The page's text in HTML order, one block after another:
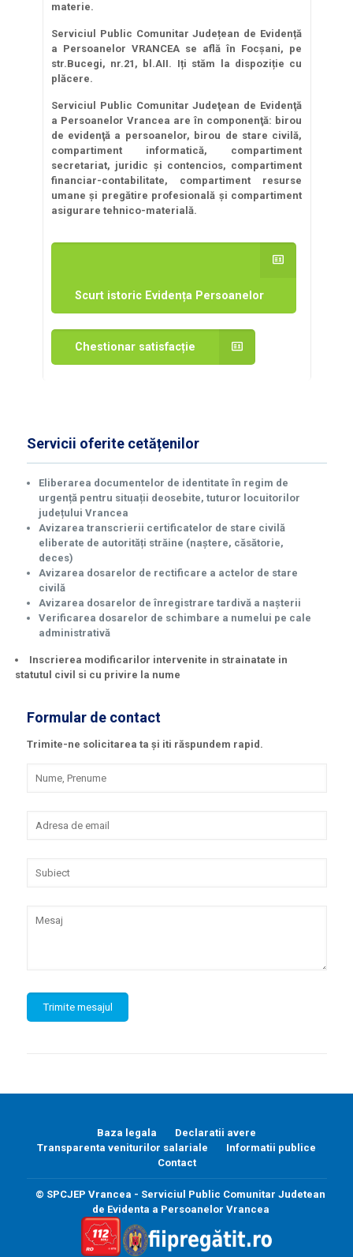
materie.
Serviciul Public Comunitar Județean de Evidență
a Persoanelor VRANCEA se află în Focșani, pe
str.Bucegi, nr.21, bl.AII. Iți stăm la dispoziție cu
plăcere.
Serviciul Public Comunitar Judeţean de Evidenţă
a Persoanelor Vrancea are în componenţă: birou
de evidenţă a persoanelor, birou de stare civilă,
compartiment informatică, compartiment
secretariat, juridic şi contencios, compartiment
financiar-contabilitate, compartiment resurse
umane şi pregătire profesională şi compartiment
asigurare tehnico-materială.
Scurt istoric Evidența Persoanelor
Chestionar satisfacție
Servicii oferite cetățenilor
Eliberarea documentelor de identitate în regim de
urgență pentru situații deosebite, tuturor locuitorilor
județului Vrancea
Avizarea transcrierii certificatelor de stare civilă
eliberate de autorități străine (naștere, căsătorie,
deces)
Avizarea dosarelor de rectificare a actelor de stare
civilă
Avizarea dosarelor de înregistrare tardivă a nașterii
Verificarea dosarelor de schimbare a numelui pe cale
administrativă
Inscrierea modificarilor intervenite in strainatate in
statutul civil si cu privire la nume
Formular de contact
Trimite-ne solicitarea ta și iti răspundem rapid.
Baza legala
Declaratii avere
Transparenta veniturilor salariale
Informatii publice
Contact
© SPCJEP Vrancea - Serviciul Public Comunitar Judetean
de Evidenta a Persoanelor Vrancea